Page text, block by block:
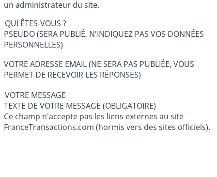
un administrateur du site.
QUI ÊTES-VOUS ?
PSEUDO (SERA PUBLIÉ, N'INDIQUEZ PAS VOS DONNÉES
PERSONNELLES)
VOTRE ADRESSE EMAIL (NE SERA PAS PUBLIÉE, VOUS
PERMET DE RECEVOIR LES RÉPONSES)
VOTRE MESSAGE
TEXTE DE VOTRE MESSAGE (OBLIGATOIRE)
Ce champ n'accepte pas les liens externes au site
FranceTransactions.com (hormis vers des sites officiels).